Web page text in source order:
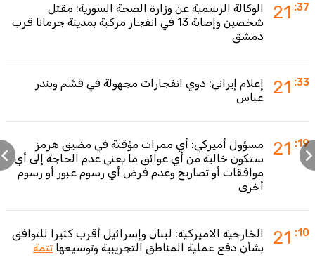
21 :37
الوكالة الرسمية عن وزارة الصحة السورية: مقتل
شخصين وإصابة 13 في انفجار مركبة بمدينة جرمانا قرب
دمشق
21 :33
إعلام إيراني: دوي انفجارات مجهولة في قشم وبندر
عباس
21 :19
مسؤول أميركي: أي ممرات مؤقتة في مضيق هرمز
ستكون خالية من أي عوائق ما يعني عدم الحاجة إلى أي
موافقات أو تصاريح وعدم فرض أي رسوم عبور أو رسوم
أخرى
21 :10
الخارجية الاميركية: لبنان وإسرائيل أقرب كثيرا للتوافق
بشأن دفع عملية المناطق التجريبية وتوسيعها تتمة